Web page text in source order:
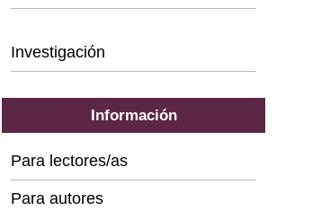
Investigación
Información
Para lectores/as
Para autores